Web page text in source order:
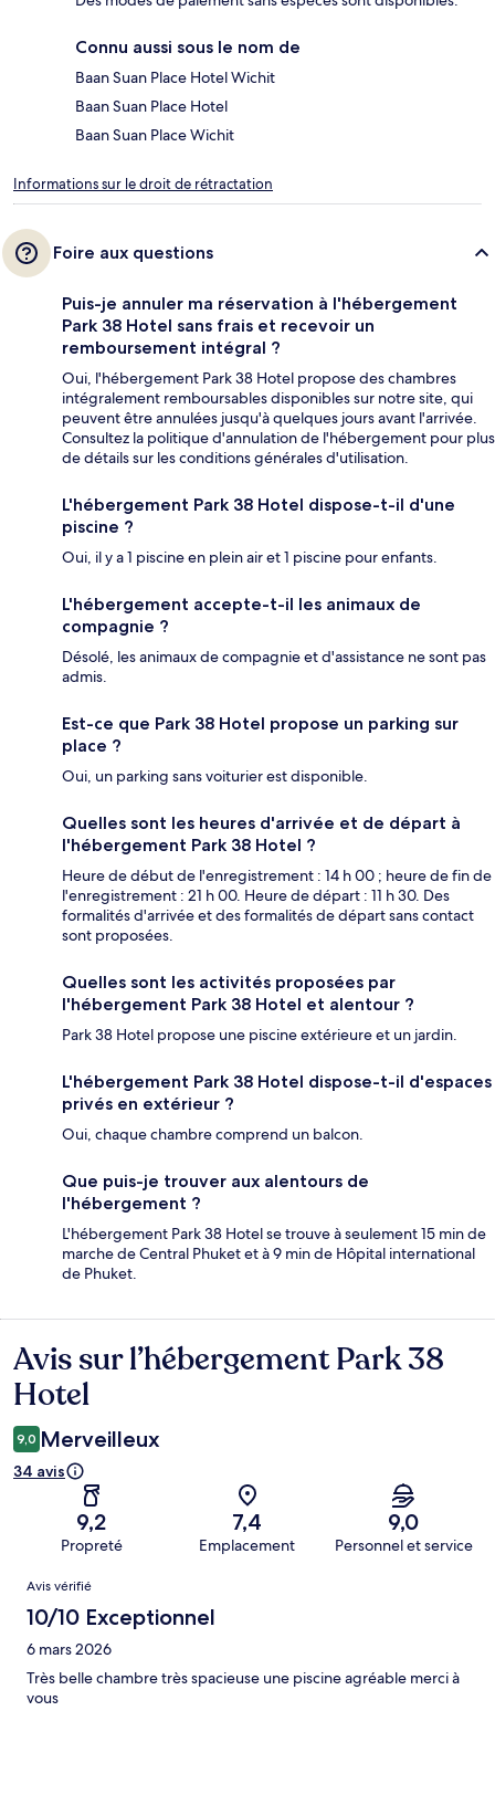
Connu aussi sous le nom de
Baan Suan Place Hotel Wichit
Baan Suan Place Hotel
Baan Suan Place Wichit
Informations sur le droit de rétractation
Foire aux questions
Puis-je annuler ma réservation à l'hébergement
Park 38 Hotel sans frais et recevoir un
remboursement intégral ?
Oui, l'hébergement Park 38 Hotel propose des chambres
intégralement remboursables disponibles sur notre site, qui
peuvent être annulées jusqu'à quelques jours avant l'arrivée.
Consultez la politique d'annulation de l'hébergement pour plus
de détails sur les conditions générales d'utilisation.
L'hébergement Park 38 Hotel dispose-t-il d'une
piscine ?
Oui, il y a 1 piscine en plein air et 1 piscine pour enfants.
L'hébergement accepte-t-il les animaux de
compagnie ?
Désolé, les animaux de compagnie et d'assistance ne sont pas
admis.
Est-ce que Park 38 Hotel propose un parking sur
place ?
Oui, un parking sans voiturier est disponible.
Quelles sont les heures d'arrivée et de départ à
l'hébergement Park 38 Hotel ?
Heure de début de l'enregistrement : 14 h 00 ; heure de fin de
l'enregistrement : 21 h 00. Heure de départ : 11 h 30. Des
formalités d'arrivée et des formalités de départ sans contact
sont proposées.
Quelles sont les activités proposées par
l'hébergement Park 38 Hotel et alentour ?
Park 38 Hotel propose une piscine extérieure et un jardin.
L'hébergement Park 38 Hotel dispose-t-il d'espaces
privés en extérieur ?
Oui, chaque chambre comprend un balcon.
Que puis-je trouver aux alentours de
l'hébergement ?
L'hébergement Park 38 Hotel se trouve à seulement 15 min de
marche de Central Phuket et à 9 min de Hôpital international
de Phuket.
Avis
Avis sur l’hébergement Park 38
Hotel
9,0 Merveilleux
34 avis
9,2
Propreté
7,4
Emplacement
9,0
Personnel et service
Avis
Avis vérifié
10/10 Exceptionnel
6 mars 2026
Très belle chambre très spacieuse une piscine agréable merci à
vous